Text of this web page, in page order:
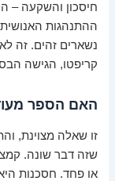
חיסכון והשקעה –
ההתנהגות האנושית
נשארים זהים. זה
קריפטו, הגישה
האם הספר
זו שאלה מצוינת,
שזה דבר שונה.
או פחד. חסכנות